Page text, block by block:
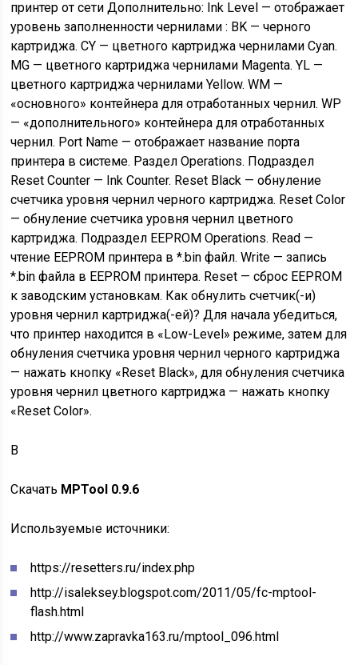
принтер от сети Дополнительно: Ink Level — отображает
уровень заполненности чернилами : BK — черного
картриджа. CY — цветного картриджа чернилами Cyan.
MG — цветного картриджа чернилами Magenta. YL —
цветного картриджа чернилами Yellow. WM —
«основного» контейнера для отработанных чернил. WP
— «дополнительного» контейнера для отработанных
чернил. Port Name — отображает название порта
принтера в системе. Раздел Operations. Подраздел
Reset Counter — Ink Counter. Reset Black — обнуление
счетчика уровня чернил черного картриджа. Reset Color
— обнуление счетчика уровня чернил цветного
картриджа. Подраздел EEPROM Operations. Read —
чтение EEPROM принтера в *.bin файл. Write — запись
*.bin файла в EEPROM принтера. Reset — сброс EEPROM
к заводским установкам. Как обнулить счетчик(-и)
уровня чернил картриджа(-ей)? Для начала убедиться,
что принтер находится в «Low-Level» режиме, затем для
обнуления счетчика уровня чернил черного картриджа
— нажать кнопку «Reset Black», для обнуления счетчика
уровня чернил цветного картриджа — нажать кнопку
«Reset Color».
В
Скачать MPTool 0.9.6
Используемые источники:
https://resetters.ru/index.php
http://isaleksey.blogspot.com/2011/05/fc-mptool-
flash.html
http://www.zapravka163.ru/mptool_096.html